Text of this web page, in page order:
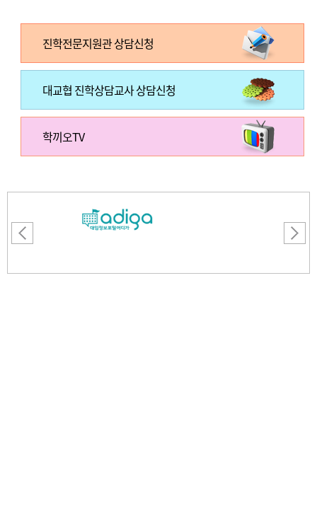
진학전문지원관 상담신청
대교협 진학상담교사 상담신청
학끼오TV